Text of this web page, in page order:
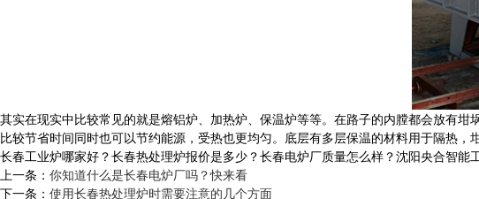
其实在现实中比较常见的就是熔铝炉、加热炉、保温炉等等。在路子的内膛都会放有坩
比较节省时间同时也可以节约能源，受热也更均匀。底层有多层保温的材料用于隔热
长春工业炉哪家好？长春热处理炉报价是多少？长春电炉厂质量怎么样？沈阳央合智
上一条： 你知道什么是长春电炉厂吗？快来看
下一条： 使用长春热处理炉时需要注意的几个方面